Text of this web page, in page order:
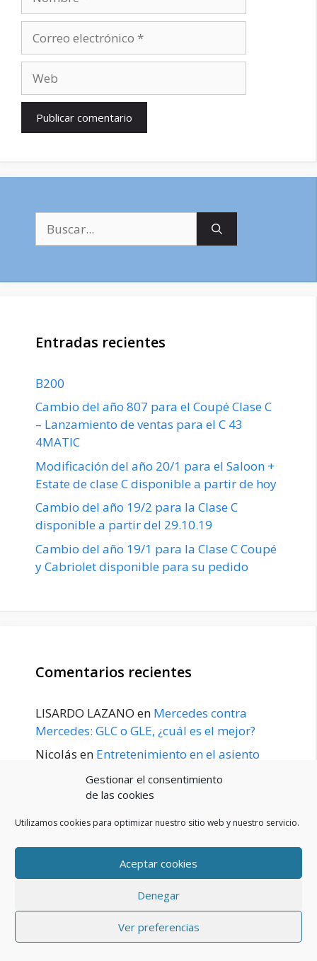
Gestionar el consentimiento
de las cookies
Utilizamos cookies para optimizar nuestro sitio web y nuestro servicio.
Aceptar cookies
Denegar
Ver preferencias
electrónico
Entradas recientes
B200
Cambio del año 807 para el Coupé Clase C
– Lanzamiento de ventas para el C 43
4MATIC
Modificación del año 20/1 para el Saloon +
Estate de clase C disponible a partir de hoy
Cambio del año 19/2 para la Clase C
disponible a partir del 29.10.19
Cambio del año 19/1 para la Clase C Coupé
y Cabriolet disponible para su pedido
Comentarios recientes
LISARDO LAZANO en Mercedes contra
Mercedes: GLC o GLE, ¿cuál es el mejor?
Nicolás en Entretenimiento en el asiento
trasero para el GLE / GLS disponible a
principios de 2020
POLÍTICA DE PRIVACIDAD
Política de cookies (UE)
© 2026 Blog De Mercedes-Benz En Español
GeneratePress